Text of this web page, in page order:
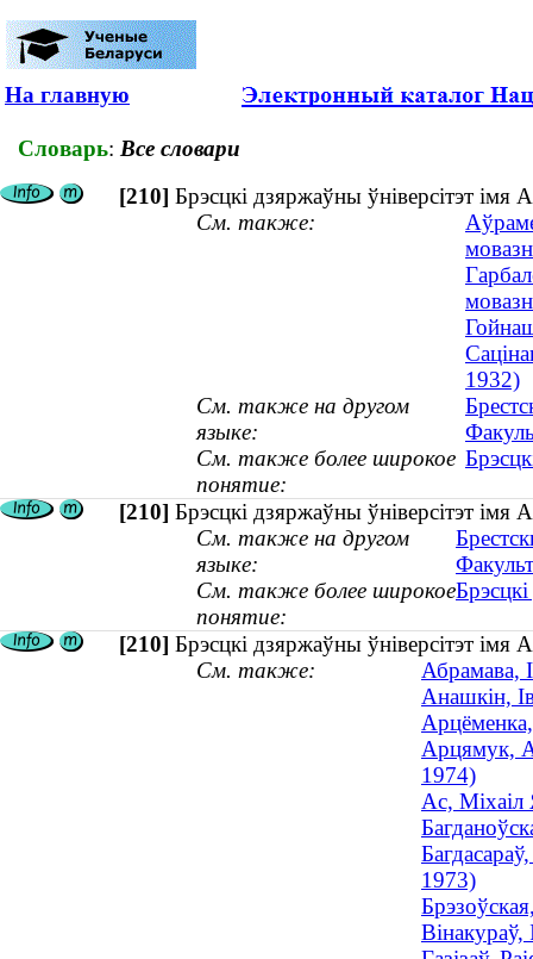
На главную
Словарь: Все словари
[210] Брэсцкі дзяржаўны ўніверсітэт
См. также:
1932)
См. также на другом
языке:
См. также более широкое
понятие:
[210] Брэсцкі дзяржаўны ўніверсітэт імя
См. также на другом
языке:
См. также более широкое
понятие:
[210] Брэсцкі дзяржаўны ўніверсітэт
См. также:
Абрамава,
Анашкін,
Арцямук,
1974)
Ас, Міхаіл
1973)
Вінакураў,